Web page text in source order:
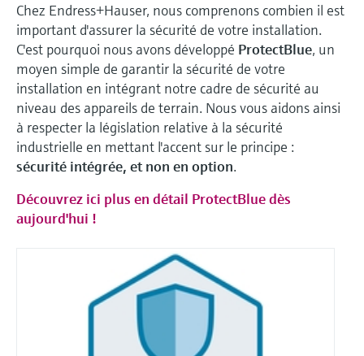
Chez Endress+Hauser, nous comprenons combien il est
important d'assurer la sécurité de votre installation.
C'est pourquoi nous avons développé ProtectBlue, un
moyen simple de garantir la sécurité de votre
installation en intégrant notre cadre de sécurité au
niveau des appareils de terrain. Nous vous aidons ainsi
à respecter la législation relative à la sécurité
industrielle en mettant l'accent sur le principe :
sécurité intégrée, et non en option.
Découvrez ici plus en détail ProtectBlue dès
aujourd'hui !